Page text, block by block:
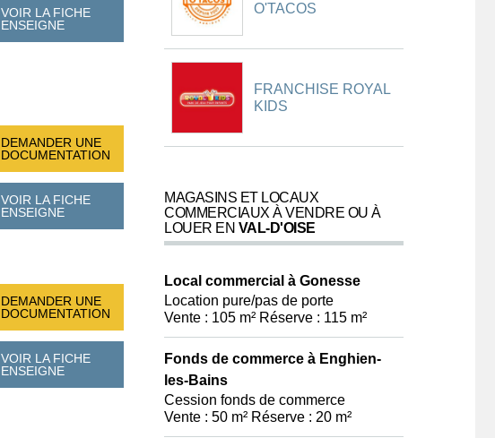
VOIR LA FICHE
ENSEIGNE
DEMANDER UNE
DOCUMENTATION
VOIR LA FICHE
ENSEIGNE
DEMANDER UNE
DOCUMENTATION
VOIR LA FICHE
ENSEIGNE
O'TACOS
FRANCHISE ROYAL
KIDS
MAGASINS ET LOCAUX
COMMERCIAUX À VENDRE OU À
LOUER EN VAL-D'OISE
Local commercial à Gonesse
Location pure/pas de porte
Vente : 105 m² Réserve : 115 m²
Fonds de commerce à Enghien-
les-Bains
Cession fonds de commerce
Vente : 50 m² Réserve : 20 m²